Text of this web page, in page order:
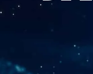
des stratégies
à identifier
sélectionner les filières
de réduire
économie circulaire.